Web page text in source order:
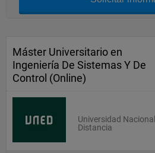
Máster Universitario en
Ingeniería De Sistemas Y De
Control (Online)
Universidad
Distancia